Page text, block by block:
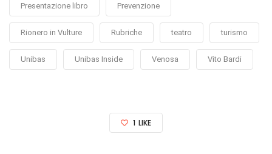
Presentazione libro Prevenzione
Rionero in Vulture Rubriche teatro turismo
Unibas Unibas Inside Venosa Vito Bardi
1 LIKE